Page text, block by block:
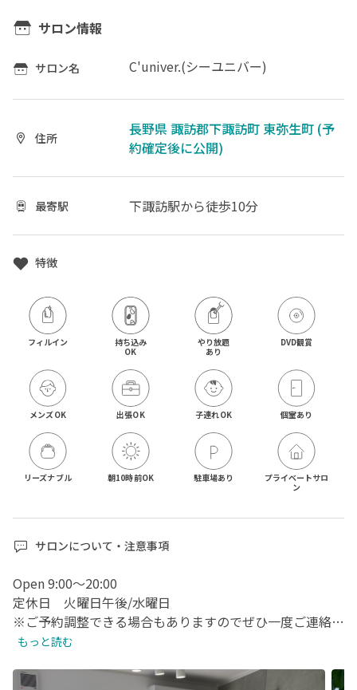
サロン情報
サロン名 C'univer.(シーユニバー)
住所
長野県 諏訪郡下諏訪町 東弥生町 (予
約確定後に公開)
最寄駅 下諏訪駅から徒歩10分
特徴
フィルイン
持ち込み
OK
やり放題
あり
DVD観賞
メンズOK 出張OK 子連れOK 個室あり
リーズナブル 朝10時前OK 駐車場あり
プライベートサロ
ン
サロンについて・注意事項
Open 9:00〜20:00
定休日　火曜日午後/水曜日
※ご予約調整できる場合もありますのでぜひ一度ご連絡く
ださいませ🙇‍♀️！
ます🙇‍♀️
もっと読む